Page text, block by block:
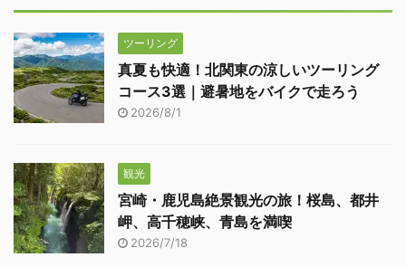
ツーリング
真夏も快適！北関東の涼しいツーリング
コース3選｜避暑地をバイクで走ろう
2026/8/1
観光
宮崎・鹿児島絶景観光の旅！桜島、都井
岬、高千穂峡、青島を満喫
2026/7/18